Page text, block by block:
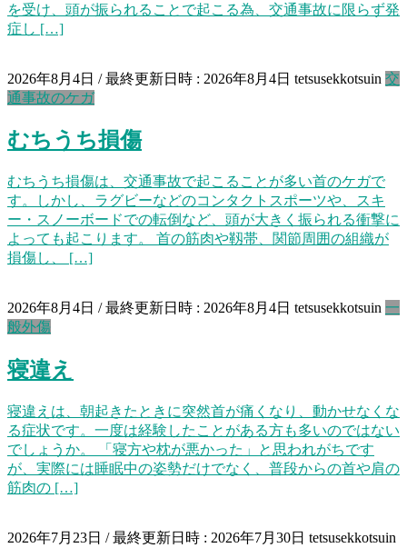
を受け、頭が振られることで起こる為、交通事故に限らず発
症し […]
2026年8月4日 / 最終更新日時 : 2026年8月4日 tetsusekkotsuin 交
通事故のケガ
むちうち損傷
むちうち損傷は、交通事故で起こることが多い首のケガで
す。しかし、ラグビーなどのコンタクトスポーツや、スキ
ー・スノーボードでの転倒など、頭が大きく振られる衝撃に
よっても起こります。 首の筋肉や靱帯、関節周囲の組織が
損傷し、 […]
2026年8月4日 / 最終更新日時 : 2026年8月4日 tetsusekkotsuin 一
般外傷
寝違え
寝違えは、朝起きたときに突然首が痛くなり、動かせなくな
る症状です。一度は経験したことがある方も多いのではない
でしょうか。 「寝方や枕が悪かった」と思われがちです
が、実際には睡眠中の姿勢だけでなく、普段からの首や肩の
筋肉の […]
2026年7月23日 / 最終更新日時 : 2026年7月30日 tetsusekkotsuin